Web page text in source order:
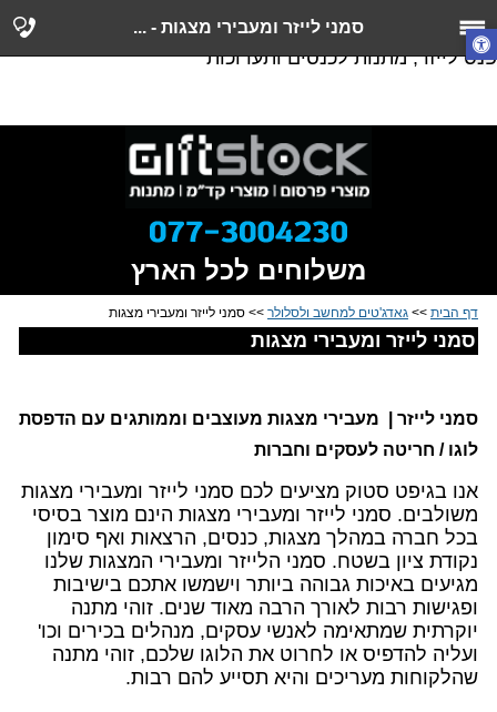
סמני לייזר, מעבירי מצגות, מוצרי פרסום וקד"מ, עט מצגות
אלחוטי, סמן לייזר משולב, סמן לייזר משולב דיסק און קי,
פנס לייזר, מתנות לכנסים ותערוכות
סמני לייזר ומעבירי מצגות - ...
משלוחים לכל הארץ
דף הבית >> גאדג'טים למחשב ולסלולר >> סמני לייזר ומעבירי מצגות
סמני לייזר ומעבירי מצגות
סמני לייזר | מעבירי מצגות מעוצבים וממותגים עם הדפסת
לוגו / חריטה לעסקים וחברות
אנו בגיפט סטוק מציעים לכם סמני לייזר ומעבירי מצגות
משולבים. סמני לייזר ומעבירי מצגות הינם מוצר בסיסי
בכל חברה במהלך מצגות, כנסים, הרצאות ואף סימון
נקודת ציון בשטח. סמני הלייזר ומעבירי המצגות שלנו
מגיעים באיכות גבוהה ביותר וישמשו אתכם בישיבות
ופגישות רבות לאורך הרבה מאוד שנים. זוהי מתנה
יוקרתית שמתאימה לאנשי עסקים, מנהלים בכירים וכו'
ועליה להדפיס או לחרוט את הלוגו שלכם, זוהי מתנה
שהלקוחות מעריכים והיא תסייע להם רבות.